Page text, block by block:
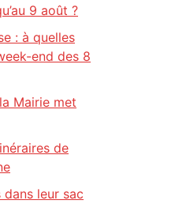
9 août ?
: à quelles
end des 8
Mairie met
de
leur sac